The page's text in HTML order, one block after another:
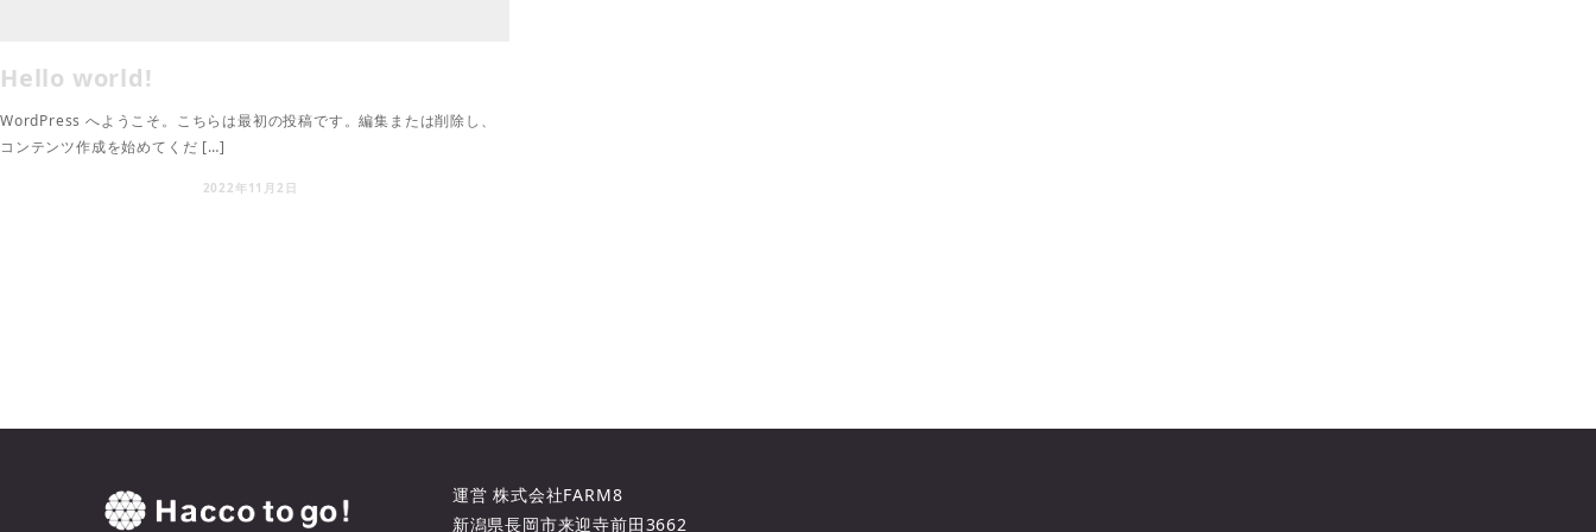
Hello world!
WordPress へようこそ。こちらは最初の投稿です。編集または削除し、
コンテンツ作成を始めてくだ […]
2022年11月2日
運営株式会社FARM8
新潟県長岡市来迎寺前田3662